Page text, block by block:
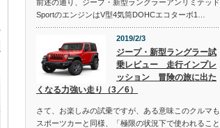
前述の通り、ジープ・新型ラングラーアンリミテッド
SportのエンジンはV型4気筒DOHCエコターボ1…
2019/2/3
ジープ・新型ラングラー試
乗レビュー 走行インプレ
ッション 冒険の旅に出た
くなる力強い走り（3／6）
さて、お楽しみの試乗ですが、ある意味このクルマも
スポーツカーと同様、「極限の状況下で使われること